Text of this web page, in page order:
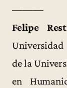
———
Felipe
de la
en